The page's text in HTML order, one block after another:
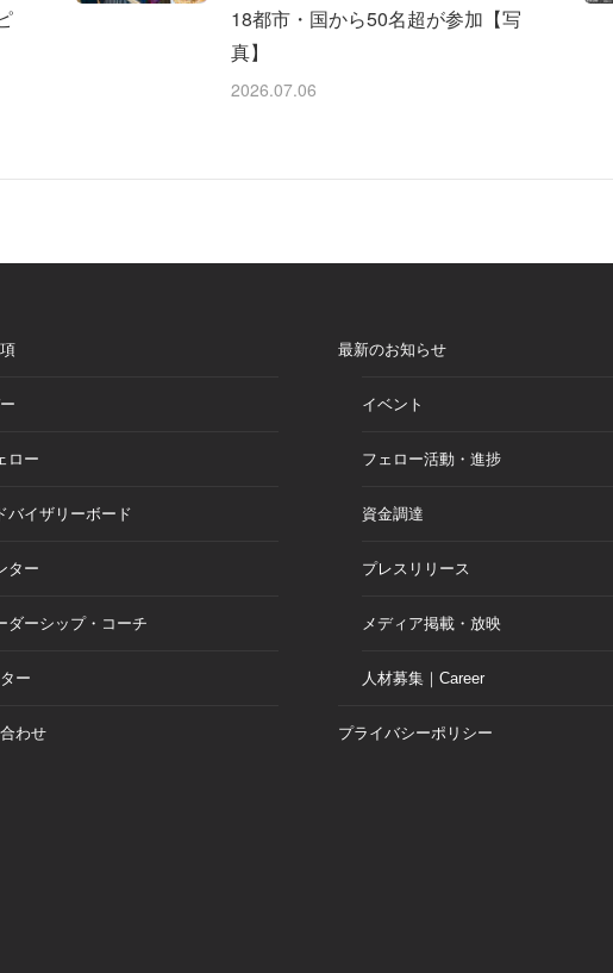
18都市・国から50名超が参加【写
真】
2026.07.06
ロー
バイザリーボード
ター
ダーシップ・コーチ
ー
わせ
最新のお知らせ
イベント
フェロー活動・進捗
資金調達
プレスリリース
メディア掲載・放映
人材募集｜Career
プライバシーポリシー